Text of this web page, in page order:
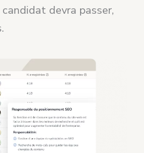
devra passer,